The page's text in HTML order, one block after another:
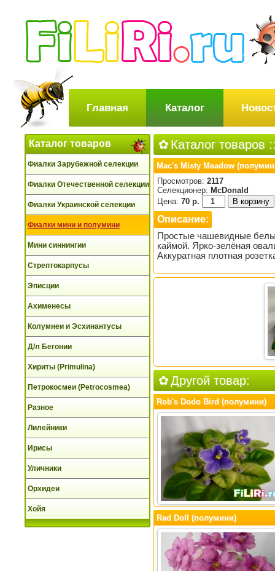
Главная Каталог
Каталог товаров
Фиалки Зарубежной селекции
Фиалки Отечественной селекции
Фиалки Украинской селекции
Фиалки мини и полумини
Мини синнингии
Стрептокарпусы
Эписции
Ахименесы
Колумнеи и Эсхинантусы
Д/л Бегонии
Хириты (Primulina)
Петрокосмеи (Petrocosmea)
Разное
Лилейники
Ирисы
Уличники
Орхидеи
Хойя
Каталог товаров
Mac's Misty Meadow
Просмотров: 2117
Селекционер: McDonald
Цена: 70 р.
Описание:
Простые чашевидные
каймой. Ярко-зелёная
Аккуратная плотная
Другой товар:
Rob's Dodo Bird (полумини)
Rad Doll (полумини)